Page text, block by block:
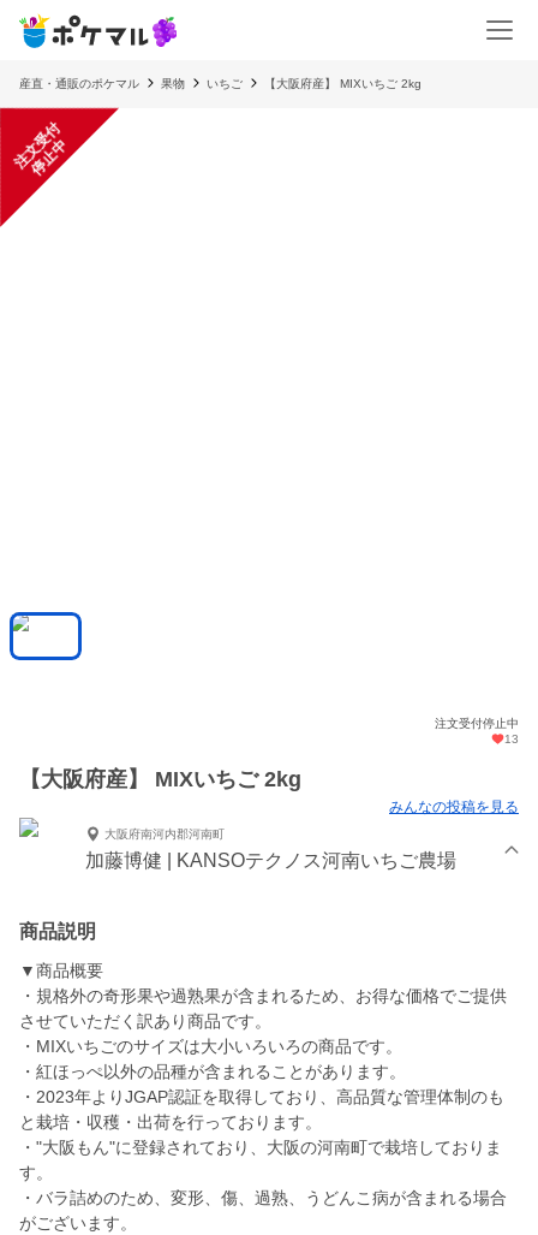
産直・通販のポケマル 果物 いちご 【大阪府産】 MIXいちご 2kg
注
文
受
付
停
止
中
注文受付停止中
13
【大阪府産】 MIXいちご 2kg
みんなの投稿を見る
大阪府南河内郡河南町
加藤博健 | KANSOテクノス河南いちご農場
商品説明
▼商品概要
・規格外の奇形果や過熟果が含まれるため、お得な価格でご提供
させていただく訳あり商品です。
・MIXいちごのサイズは大小いろいろの商品です。
・紅ほっぺ以外の品種が含まれることがあります。
・2023年よりJGAP認証を取得しており、高品質な管理体制のも
と栽培・収穫・出荷を行っております。
・"大阪もん"に登録されており、大阪の河南町で栽培しておりま
す。
・バラ詰めのため、変形、傷、過熟、うどんこ病が含まれる場合
がございます。